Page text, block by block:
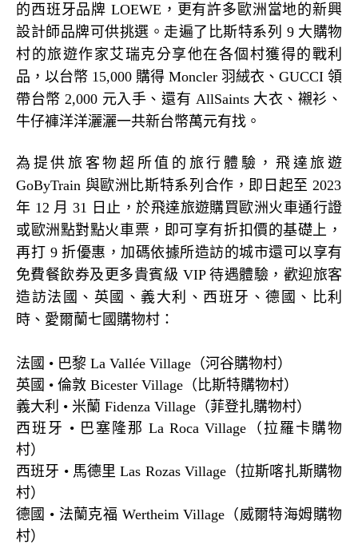
的西班牙品牌 LOEWE ，更有許多歐洲當地的新興
設計師品牌可供挑選。走遍了比斯特系列 9 大購物
村的旅遊作家艾瑞克分享他在各個村獲得的戰利
品，以台幣 15,000 購得 Moncler 羽絨衣、 GUCCI 領
帶台幣 2,000 元入手、還有 AllSaints 大衣、襯衫、
牛仔褲洋洋灑灑一共新台幣萬元有找。
為提供旅客物超所值的旅行體驗，飛達旅遊
GoByTrain 與歐洲比斯特系列合作，即日起至 2023
年 12 月 31
日止，於飛達旅遊購買歐洲火車通行證
或歐洲點對點火車票，即可享有折扣價的基礎上，
再打 9 折優惠，加碼依據所造訪的城市還可以享有
免費餐飲券及更多貴賓級 VIP待遇體驗，歡迎旅客
造訪法國、英國、義大利、西班牙、德國、比利
時、愛爾蘭七國購物村：
法國 • 巴黎 La Vallée Village （河谷購物村）
英國 • 倫敦 Bicester Village （比斯特購物村）
義大利 • 米蘭 Fidenza Village （菲登扎購物村）
西班牙 • 巴塞隆那 La Roca Village （拉羅卡購物
村）
西班牙 • 馬德里 Las Rozas Village（拉斯喀扎斯購物
村）
德國 • 法蘭克福 Wertheim Village（威爾特海姆購物
村）